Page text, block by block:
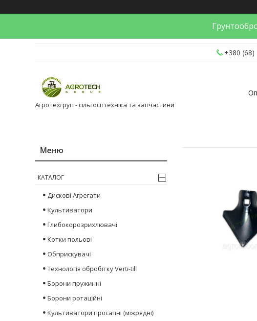
+380 (68)
Агротехгруп - сільгосптехніка та запчастини
КАТАЛОГ
Дискові Агрегати
Культиватори
Глибокорозрихлювачі
Котки польові
Обприскувачі
Технологія обробітку Verti-till
Борони пружинні
Борони ротаційні
Культиватори просапні (міжрядні)